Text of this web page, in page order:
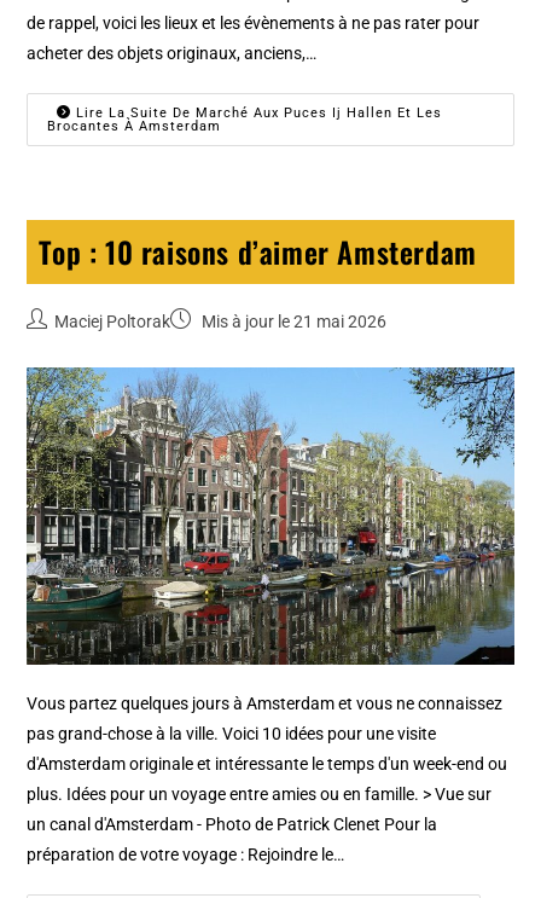
de rappel, voici les lieux et les évènements à ne pas rater pour
acheter des objets originaux, anciens,…
Lire La Suite De Marché Aux Puces Ij Hallen Et Les
Brocantes À Amsterdam
Top : 10 raisons d’aimer Amsterdam
Maciej Poltorak Mis à jour le 21 mai 2026
Vous partez quelques jours à Amsterdam et vous ne connaissez
pas grand-chose à la ville. Voici 10 idées pour une visite
d'Amsterdam originale et intéressante le temps d'un week-end ou
plus. Idées pour un voyage entre amies ou en famille. > Vue sur
un canal d'Amsterdam - Photo de Patrick Clenet Pour la
préparation de votre voyage : Rejoindre le…